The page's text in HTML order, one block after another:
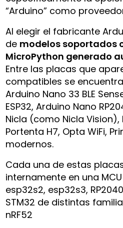
“Arduino” como
Al elegir el fabricante
de modelos soportados
MicroPython generado
Entre las placas que
compatibles se
Arduino Nano 33 BLE
ESP32, Arduino Nano
Nicla (como Nicla Vision),
Portenta H7, Opta WiFi,
modernos.
Cada una de estas
internamente en una
esp32s2, esp32s3, RP2040,
STM32 de distintas
nRF52